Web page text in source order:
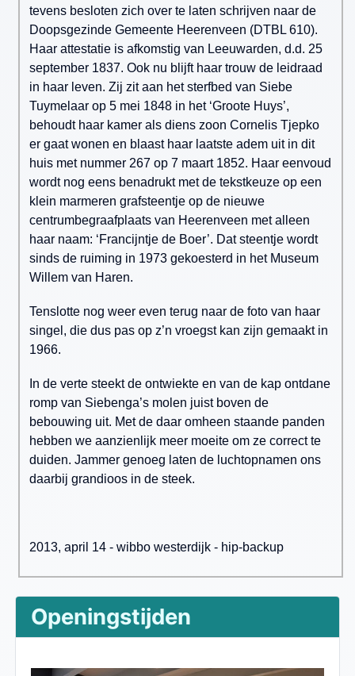
tevens besloten zich over te laten schrijven naar de
Doopsgezinde Gemeente Heerenveen (DTBL 610).
Haar attestatie is afkomstig van Leeuwarden, d.d. 25
september 1837. Ook nu blijft haar trouw de leidraad
in haar leven. Zij zit aan het sterfbed van Siebe
Tuymelaar op 5 mei 1848 in het ‘Groote Huys’,
behoudt haar kamer als diens zoon Cornelis Tjepko
er gaat wonen en blaast haar laatste adem uit in dit
huis met nummer 267 op 7 maart 1852. Haar eenvoud
wordt nog eens benadrukt met de tekstkeuze op een
klein marmeren grafsteentje op de nieuwe
centrumbegraafplaats van Heerenveen met alleen
haar naam: ‘Francijntje de Boer’. Dat steentje wordt
sinds de ruiming in 1973 gekoesterd in het Museum
Willem van Haren.
Tenslotte nog weer even terug naar de foto van haar
singel, die dus pas op z’n vroegst kan zijn gemaakt in
1966.
In de verte steekt de ontwiekte en van de kap ontdane
romp van Siebenga’s molen juist boven de
bebouwing uit. Met de daar omheen staande panden
hebben we aanzienlijk meer moeite om ze correct te
duiden. Jammer genoeg laten de luchtopnamen ons
daarbij grandioos in de steek.
2013, april 14 - wibbo westerdijk - hip-backup
Openingstijden